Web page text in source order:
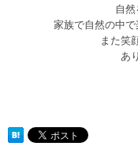
自然
家族で自然の中で
また笑
あ